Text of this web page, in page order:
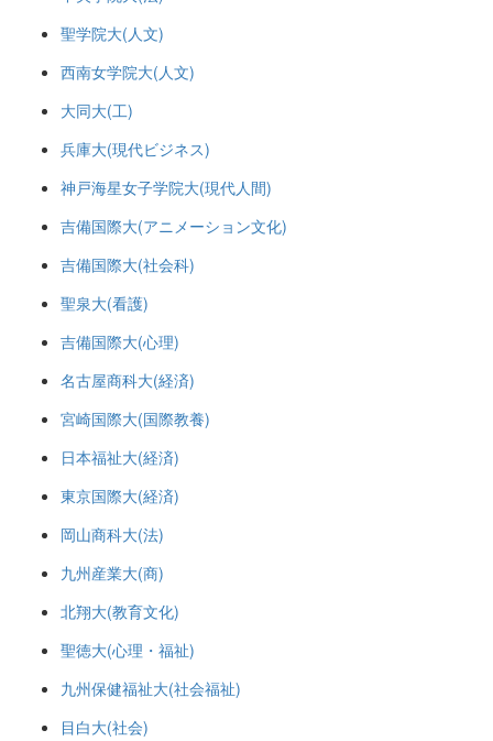
聖学院大(人文)
西南女学院大(人文)
大同大(工)
兵庫大(現代ビジネス)
神戸海星女子学院大(現代人間)
吉備国際大(アニメーション文化)
吉備国際大(社会科)
聖泉大(看護)
吉備国際大(心理)
名古屋商科大(経済)
宮崎国際大(国際教養)
日本福祉大(経済)
東京国際大(経済)
岡山商科大(法)
九州産業大(商)
北翔大(教育文化)
聖徳大(心理・福祉)
九州保健福祉大(社会福祉)
目白大(社会)